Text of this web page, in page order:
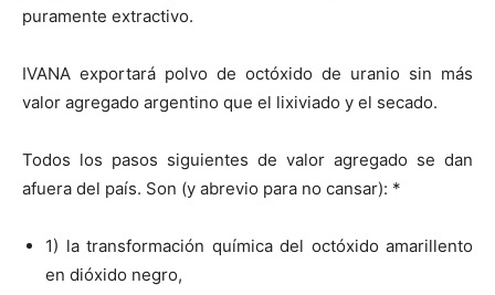
puramente extractivo.
IVANA exportará polvo de octóxido de uranio sin más
valor agregado argentino que el lixiviado y el secado.
Todos los pasos siguientes de valor agregado se dan
afuera del país. Son (y abrevio para no cansar): *
1) la transformación química del octóxido amarillento
en dióxido negro,